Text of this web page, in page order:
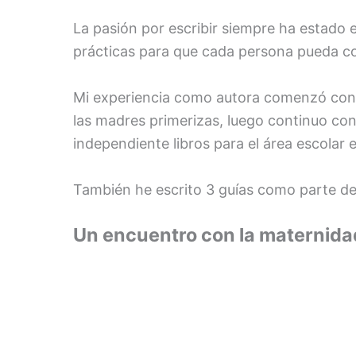
La pasión por escribir siempre ha
prácticas para que cada persona pueda
Mi experiencia como autora comenzó
las madres primerizas, luego continuo
independiente libros para el área escolar
También he escrito 3 guías como parte
Un encuentro con la